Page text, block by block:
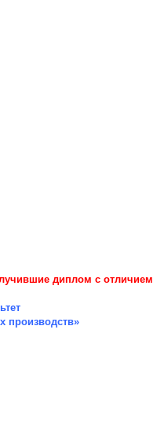
диплом с отличием
производств»